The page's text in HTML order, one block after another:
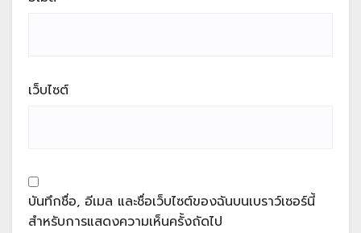
เว็บไซต์
บันทึกชื่อ, อีเมล และชื่อเว็บไซต์ของฉันบนเบราว์เซอร์นี้
สำหรับการแสดงความเห็นครั้งถัดไป